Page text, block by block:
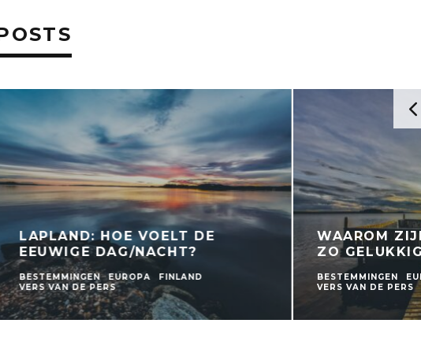
DIE FINNEN NU
FINLAND
SINTERKLAAS GIVE-AWAY: 2
ROADTRIPBOEKEN
WEDSTRIJDEN